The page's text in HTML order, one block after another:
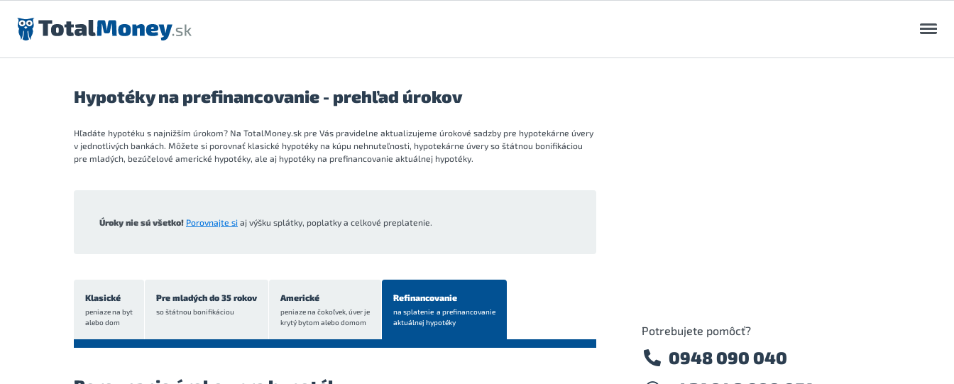
Preskočiť na obsah
Hypotéky na prefinancovanie - prehľad úrokov
Hľadáte hypotéku s najnižším úrokom? Na TotalMoney.sk pre Vás pravidelne aktualizujeme úrokové sadzby pre hypotekárne úvery
v jednotlivých bankách. Môžete si porovnať klasické hypotéky na kúpu nehnuteľnosti, hypotekárne úvery so štátnou bonifikáciou
pre mladých, bezúčelové americké hypotéky, ale aj hypotéky na prefinancovanie aktuálnej hypotéky.
Úroky nie sú všetko! Porovnajte si aj výšku splátky, poplatky a celkové preplatenie.
Klasické
peniaze na byt
alebo dom
Pre mladých do 35 rokov
so štátnou bonifikáciou
Americké
peniaze na čokoľvek, úver je
krytý bytom alebo domom
Refinancovanie
na splatenie a prefinancovanie
aktuálnej hypotéky
Potrebujete pomôcť?
0948 090 040